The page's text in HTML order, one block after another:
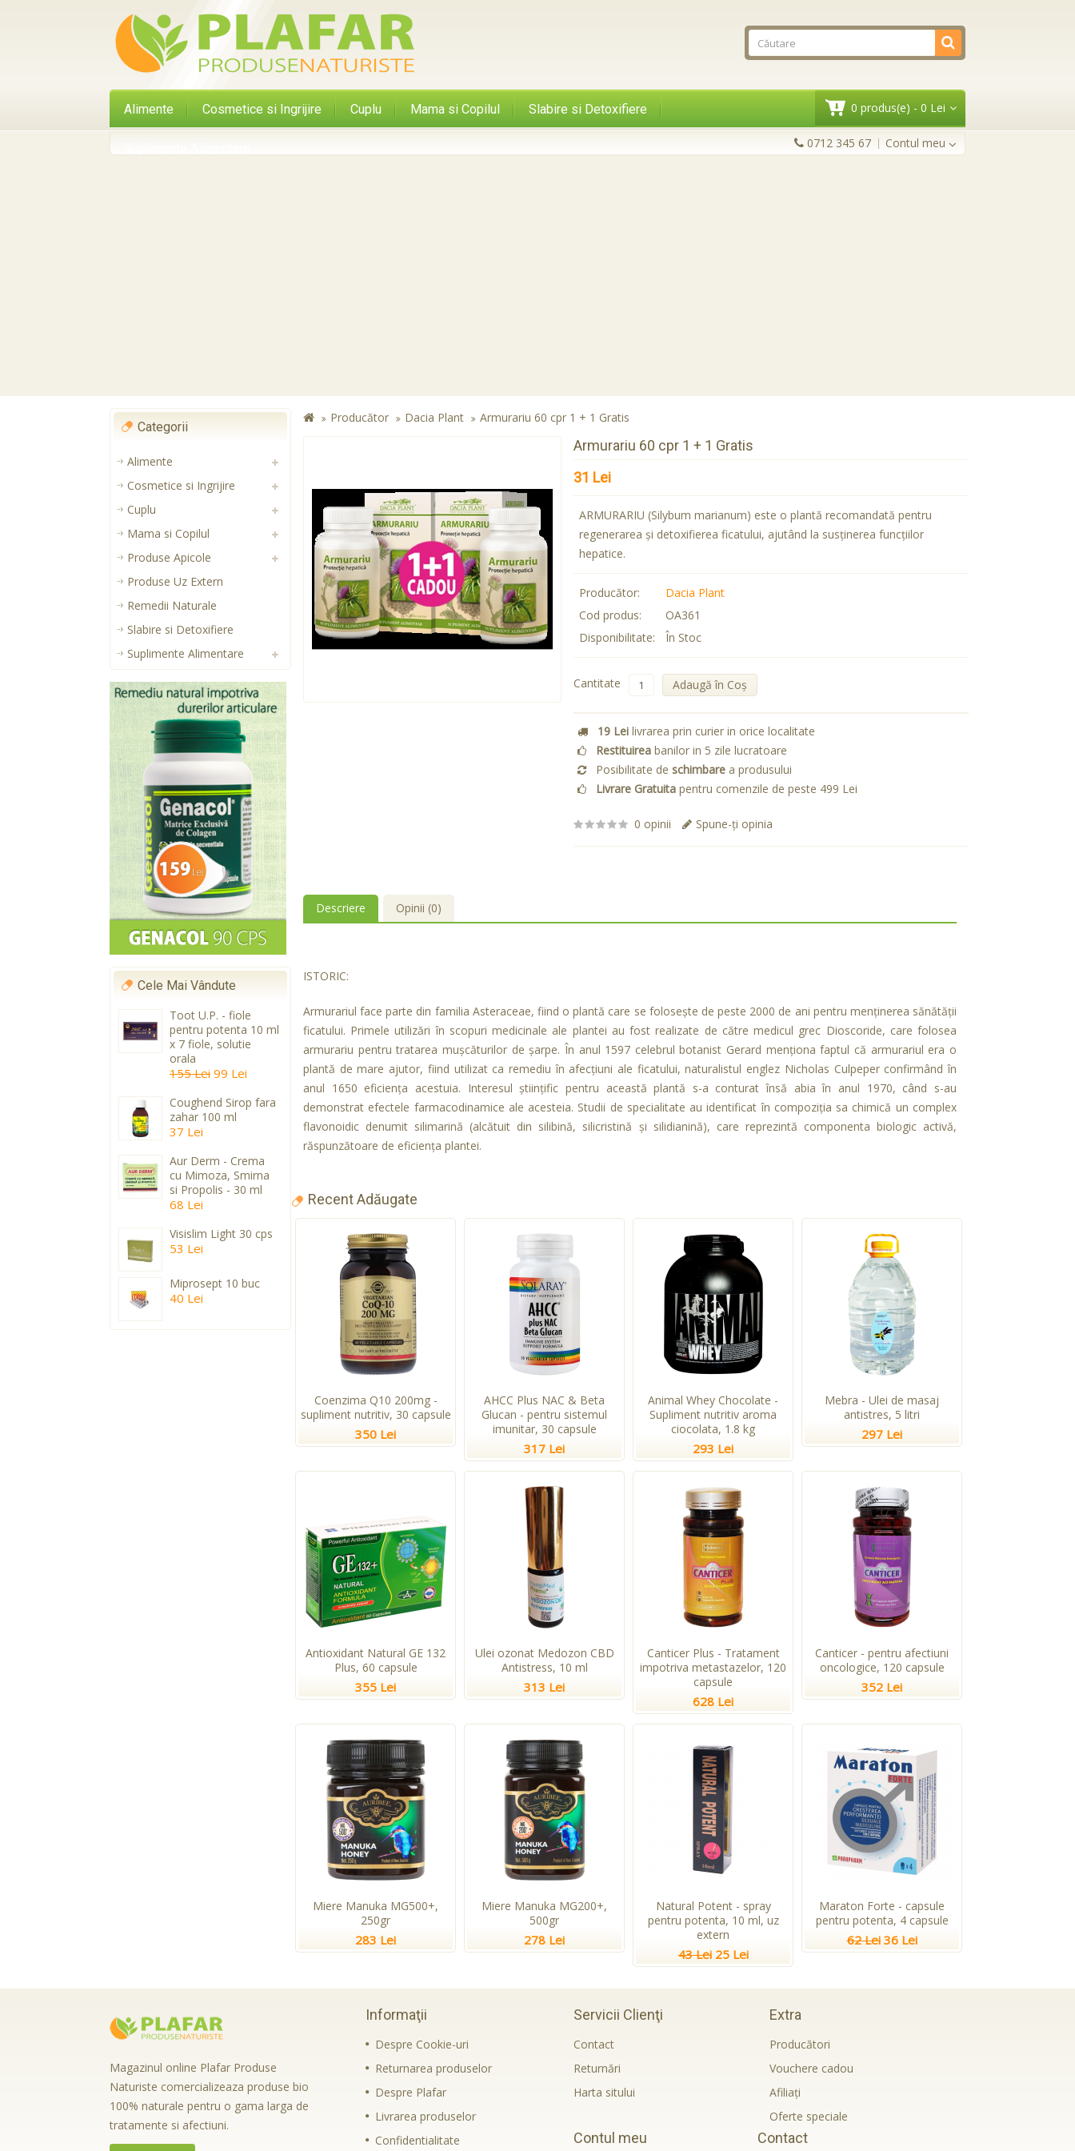
Alimente Cosmetice si Ingrijire Cuplu Mama si Copilul Slabire si Detoxifiere 0 produs(e) - 0 Lei
0712 345 67 Contul meu
Categorii
Alimente
Cosmetice si Ingrijire
Cuplu
Mama si Copilul
Produse Apicole
Produse Uz Extern
Remedii Naturale
Slabire si Detoxifiere
Suplimente Alimentare
Cele Mai Vândute
Toot U.P. - fiole
pentru potenta 10 ml
x 7 fiole, solutie
orala
155 Lei 99 Lei
Coughend Sirop fara
zahar 100 ml
37 Lei
Aur Derm - Crema
cu Mimoza, Smirna
si Propolis - 30 ml
68 Lei
Visislim Light 30 cps
53 Lei
Miprosept 10 buc
40 Lei
Producător Dacia Plant Armurariu 60 cpr 1 + 1 Gratis
Armurariu 60 cpr 1 + 1 Gratis
31 Lei
ARMURARIU (Silybum marianum) este o plantă recomandată pentru
regenerarea şi detoxifierea ficatului, ajutând la susţinerea funcţiilor
hepatice.
Producător:
Dacia Plant
Cod produs:
OA361
Disponibilitate:
În Stoc
Cantitate Adaugă în Coş
19 Leilivrarea prin curier in orice localitate
Restituireabanilor in 5 zile lucratoare
Posibilitate de schimbarea produsului
Livrare Gratuitapentru comenzile de peste 499 Lei
0 opinii Spune-ţi opinia
Descriere Opinii (0)
ISTORIC:
Armurariul face parte din familia Asteraceae, fiind o plantă care se foloseşte de peste 2000 de ani pentru menţinerea sănătăţii
ficatului. Primele utilizări în scopuri medicinale ale plantei au fost realizate de către medicul grec Dioscoride, care folosea
armurariu pentru tratarea muşcăturilor de şarpe. În anul 1597 celebrul botanist Gerard menţiona faptul că armurariul era o
plantă de mare ajutor, fiind utilizat ca remediu în afecţiuni ale ficatului, naturalistul englez Nicholas Culpeper confirmând în
anul 1650 eficienţa acestuia. Interesul ştiinţific pentru această plantă s-a conturat însă abia în anul 1970, când s-au
demonstrat efectele farmacodinamice ale acesteia. Studii de specialitate au identificat în compoziţia sa chimică un complex
flavonoidic denumit silimarină (alcătuit din silibină, silicristină şi silidianină), care reprezintă componenta biologic activă,
răspunzătoare de eficienţa plantei.
Recent Adăugate
Coenzima Q10 200mg -
supliment nutritiv, 30 capsule
350 Lei
AHCC Plus NAC & Beta
Glucan - pentru sistemul
imunitar, 30 capsule
317 Lei
Animal Whey Chocolate -
Supliment nutritiv aroma
ciocolata, 1.8 kg
293 Lei
Mebra - Ulei de masaj
antistres, 5 litri
297 Lei
Antioxidant Natural GE 132
Plus, 60 capsule
355 Lei
Ulei ozonat Medozon CBD
Antistress, 10 ml
313 Lei
Canticer Plus - Tratament
impotriva metastazelor, 120
capsule
628 Lei
Canticer - pentru afectiuni
oncologice, 120 capsule
352 Lei
Miere Manuka MG500+,
250gr
283 Lei
Miere Manuka MG200+,
500gr
278 Lei
Natural Potent - spray
pentru potenta, 10 ml, uz
extern
43 Lei 25 Lei
Maraton Forte - capsule
pentru potenta, 4 capsule
62 Lei 36 Lei
Magazinul online Plafar Produse
Naturiste comercializeaza produse bio
100% naturale pentru o gama larga de
tratamente si afectiuni.
Informaţii
Despre Cookie-uri
Returnarea produselor
Despre Plafar
Livrarea produselor
Confidentialitate
Servicii Clienţi
Contact
Returnări
Harta sitului
Extra
Producători
Vouchere cadou
Afiliaţi
Oferte speciale
Contul meu Contact